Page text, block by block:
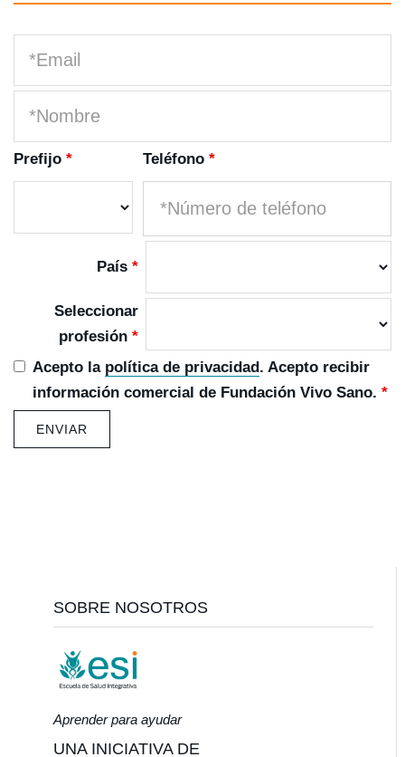
Prefijo * Teléfono *
País *
Seleccionar
profesión *
Acepto la política de privacidad. Acepto recibir
información comercial de Fundación Vivo Sano.*
SOBRE NOSOTROS
Aprender para ayudar
UNA INICIATIVA DE